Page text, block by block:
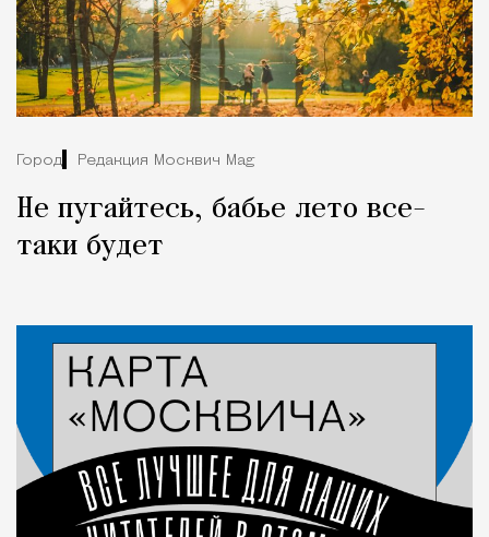
Город Редакция Москвич Mag
Не пугайтесь, бабье лето все-
таки будет